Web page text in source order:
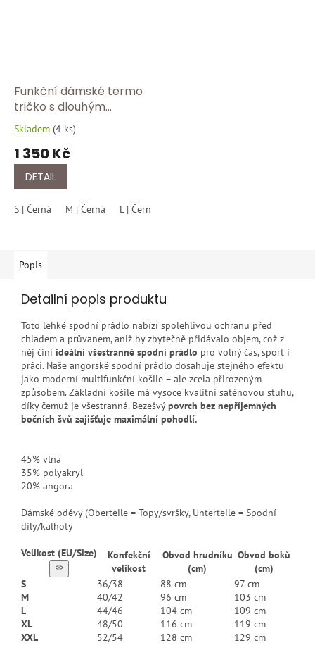
Funkční dámské termo
tričko s dlouhým
rukávem v černé barvě
– lehké spodní prádlo z
angory 1179/750
Průměrné
produktu
5,0
5
Skladem (4 ks)
1 350 Kč
DETAIL
S | Černá M | Černá L | Černá
Popis
Detailní popis produktu
Toto lehké spodní prádlo nabízí spolehlivou ochranu před
chladem a průvanem, aniž by zbytečně přidávalo objem, což z
něj činí ideální všestranné spodní prádlo pro volný čas, sport i
práci. Naše angorské spodní prádlo dosahuje stejného efektu
jako moderní multifunkční košile – ale zcela přirozeným
způsobem. Základní košile má vysoce kvalitní saténovou stuhu,
díky čemuž je všestranná. Bezešvý povrch bez nepříjemných
bočních švů zajišťuje maximální pohodlí.
45% vlna
35% polyakryl
20% angora
Dámské oděvy (Oberteile = Topy/svršky, Unterteile = Spodní
díly/kalhoty
Velikost (EU/Size)
Konfekční
velikost
Obvod hrudníku
(cm)
Obvod boků
(cm)
S
36/38 88 cm
97 cm
M
40/42 96 cm
103 cm
L
44/46 104 cm
109 cm
XL
48/50 116 cm
119 cm
XXL
52/54 128 cm 129 cm